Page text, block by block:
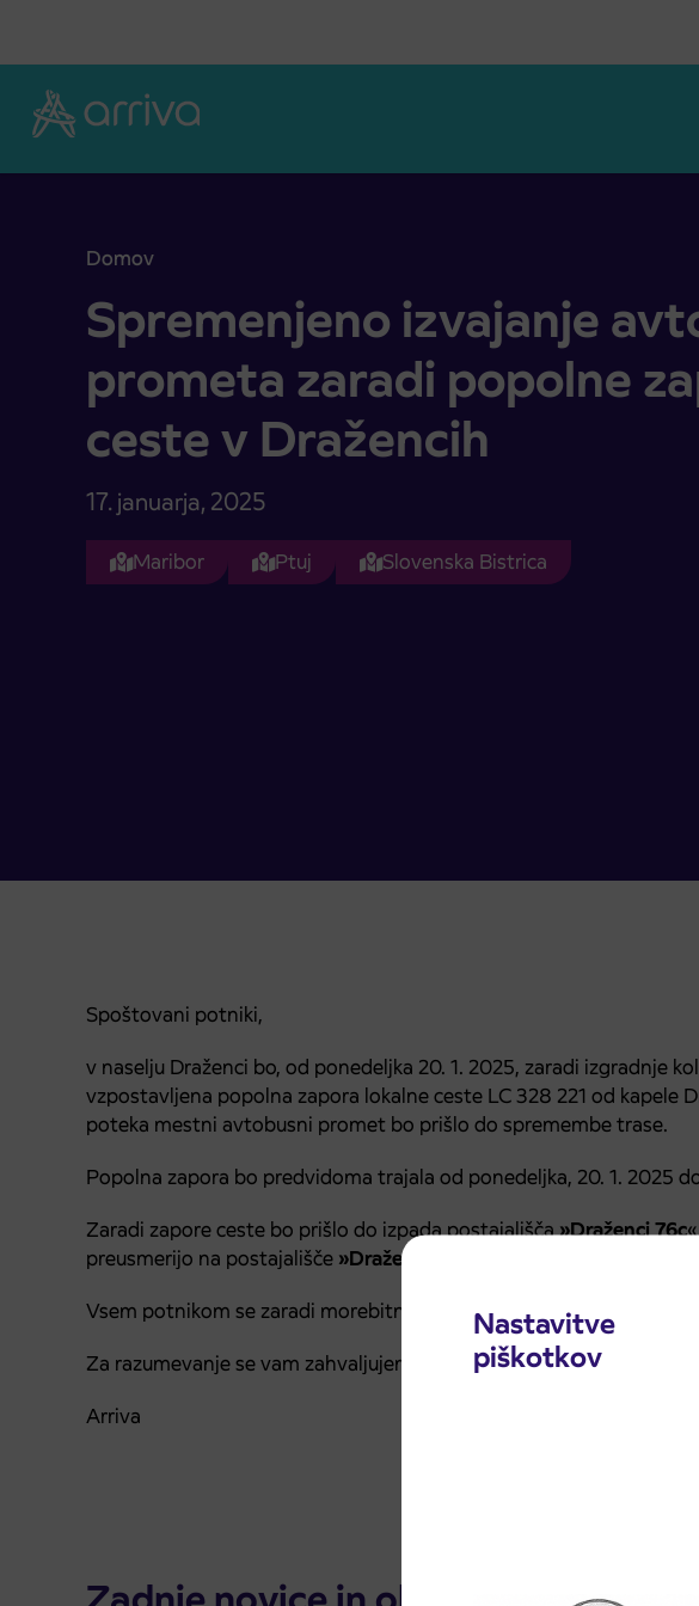
Nastavitve
piškotkov
Domov
Spremenjeno izvajanje avtousnega prometa zaradi popolne zapore
Spremenjeno izvajanje
prometa zaradi popolne
ceste v Dražencih
17. januarja, 2025
Maribor Ptuj Slovenska Bistrica
Spoštovani potniki,
v naselju Draženci bo, od ponedeljka 20. 1. 2025, zaradi izgradnje
vzpostavljena popolna zapora lokalne ceste LC 328 221 od kapele
poteka mestni avtobusni promet bo prišlo do spremembe trase.
Popolna zapora bo predvidoma trajala od ponedeljka, 20. 1. 2025
Zaradi zapore ceste bo prišlo do izpada postajališča»Draženci 76c
preusmerijo na postajališče »Draženci« in »Draženci obračališče
Vsem potnikom se zaradi morebitnih nevšečnosti opravičujemo.
Za razumevanje se vam zahvaljujemo.
Arriva